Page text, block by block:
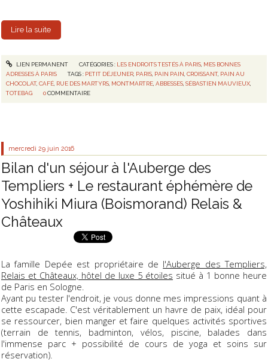
Lire la suite
LIEN PERMANENT CATÉGORIES : LES ENDROITS TESTÉS À PARIS, MES BONNES
ADRESSES À PARIS
TAGS : PETIT DÉJEUNER PARIS PAIN PAIN ,CROISSANT, PAIN AU
CHOCOLAT,CAFÉ RUE DES MARTYRS MONTMARTRE ,ABBESSES ,SÉBASTIEN MAUVIEUX
TOTEBAG
0 COMMENTAIRE
mercredi 29 juin 2016
Bilan d'un séjour à l'Auberge des
Templiers + Le restaurant éphémère de
Yoshihiki Miura (Boismorand) Relais &
Châteaux
La famille Depée est propriétaire de l'Auberge des Templiers,
Relais et Châteaux, hôtel de luxe 5 étoiles situé à 1 bonne heure
de Paris en Sologne.
Ayant pu tester l'endroit, je vous donne mes impressions quant à
cette escapade. C'est véritablement un havre de paix, idéal pour
se ressourcer, bien manger et faire quelques activités sportives
(terrain de tennis, badminton, vélos, piscine, balades dans
l'immense parc + possibilité de cours de yoga et soins sur
réservation).